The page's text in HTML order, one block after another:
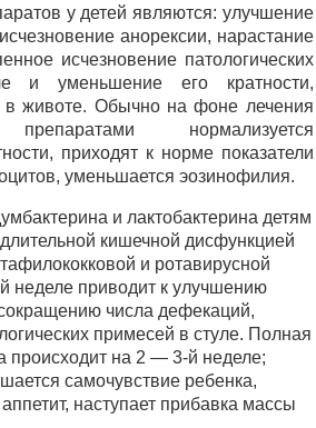
у детей являются: улучшение
анорексии, нарастание
исчезновение патологических
и уменьшение его кратности,
животе. Обычно на фоне лечения
препаратами нормализуется
приходят к норме показатели
уменьшается эозинофилия.
и лактобактерина детям
кишечной дисфункцией
и ротавирусной
неделе приводит к улучшению
числа дефекаций,
примесей в стуле. Полная
происходит на 2 — 3-й неделе;
самочувствие ребенка,
наступает прибавка массы